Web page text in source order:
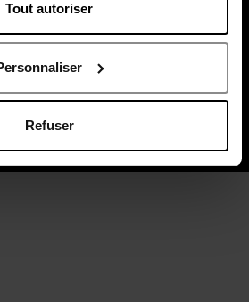
Tout autoriser
Refuser
April
Privacybeleid